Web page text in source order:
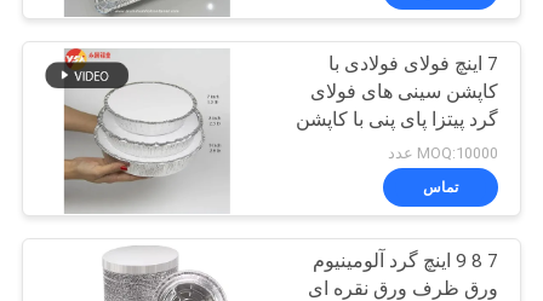
کارخانه
کنترل
کیفیت
کویل آلومینیومی با
روکش رنگی
125
120
7 اینچ فولای فولادی با
کاپشن سینی های فولای
گرد پیتزا پای پنی با کاپشن
شفاف
MOQ:10000 عدد
تماس
7 8 9 اینچ گرد آلومینیوم
ورق ظرف ورق نقره ای